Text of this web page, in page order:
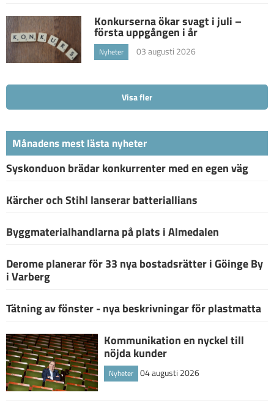
Konkurserna ökar svagt i juli –
första uppgången i år
Nyheter 03 augusti 2026
Visa fler
Månadens mest lästa nyheter
Syskonduon brädar konkurrenter med en egen väg
Kärcher och Stihl lanserar batteriallians
Byggmaterialhandlarna på plats i Almedalen
Derome planerar för 33 nya bostadsrätter i Göinge By
i Varberg
Tätning av fönster - nya beskrivningar för plastmatta
Kommunikation en nyckel till
nöjda kunder
Nyheter 04 augusti 2026